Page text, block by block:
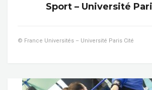
Sport – Université
© France Universités – Université Paris Cité